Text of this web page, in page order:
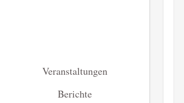
Veranstaltungen
Berichte